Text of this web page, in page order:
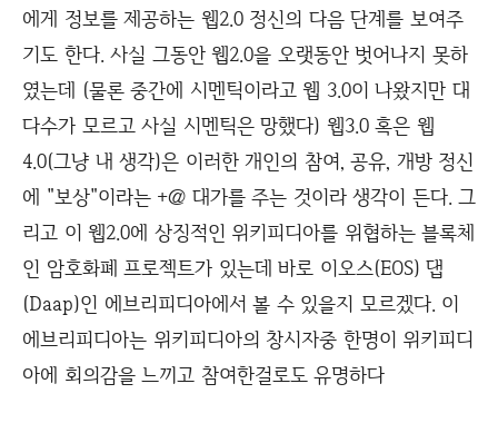
에게 정보를 제공하는 웹2.0 정신의 다음 단계를 보여주
기도 한다. 사실 그동안 웹2.0을 오랫동안 벗어나지 못하
였는데 (물론 중간에 시멘틱이라고 웹 3.0이 나왔지만 대
다수가 모르고 사실 시멘틱은 망했다) 웹3.0 혹은 웹
4.0(그냥 내 생각)은 이러한 개인의 참여, 공유, 개방 정신
에 "보상"이라는 +＠ 대가를 주는 것이라 생각이 든다. 그
리고 이 웹2.0에 상징적인 위키피디아를 위협하는 블록체
인 암호화폐 프로젝트가 있는데 바로 이오스(EOS) 댑
(Daap)인 에브리피디아에서 볼 수 있을지 모르겠다. 이
에브리피디아는 위키피디아의 창시자중 한명이 위키피디
아에 회의감을 느끼고 참여한걸로도 유명하다